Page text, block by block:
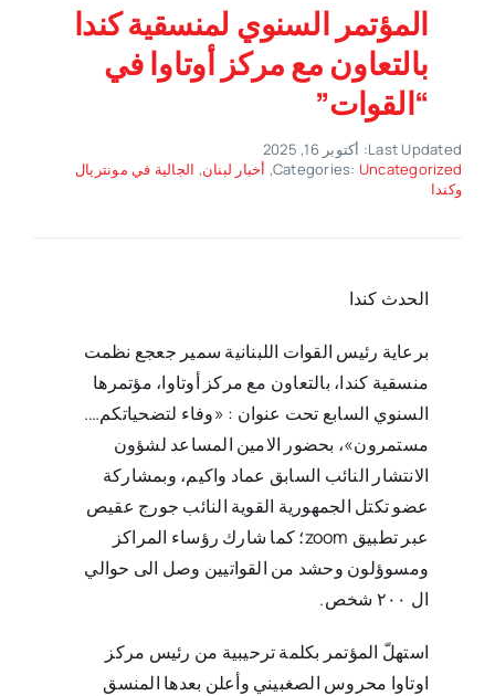
المؤتمر السنوي لمنسقية كندا
بالتعاون مع مركز أوتاوا في
“القوات”
Last Updated: أكتوبر 16, 2025
Categories: Uncategorized
, أخبار لبنان, الجالية في مونتريال
وكندا
الحدث كندا
برعاية رئيس القوات اللبنانية سمير جعجع نظمت
منسقية كندا، بالتعاون مع مركز أوتاوا، مؤتمرها
السنوي السابع تحت عنوان : «وفاء لتضحياتكم….
مستمرون»، بحضور الامين المساعد لشؤون
الانتشار النائب السابق عماد واكيم، وبمشاركة
عضو تكتل الجمهورية القوية النائب جورج عقيص
عبر تطبيق zoom؛ كما شارك رؤساء المراكز
ومسوؤلون وحشد من القواتيين وصل الى حوالي
ال ٢٠٠ شخص.
استهلّ المؤتمر بكلمة ترحيبية من رئيس مركز
اوتاوا محروس الصغبيني وأعلن بعدها المنسق